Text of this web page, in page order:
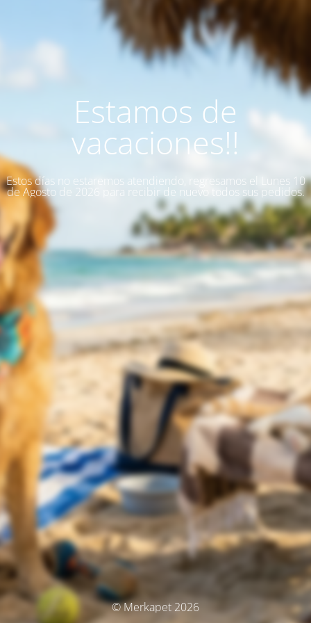
Estamos de
vacaciones!!
Estos días no estaremos atendiendo, regresamos el Lunes 10
de Agosto de 2026 para recibir de nuevo todos sus pedidos.
© Merkapet 2026